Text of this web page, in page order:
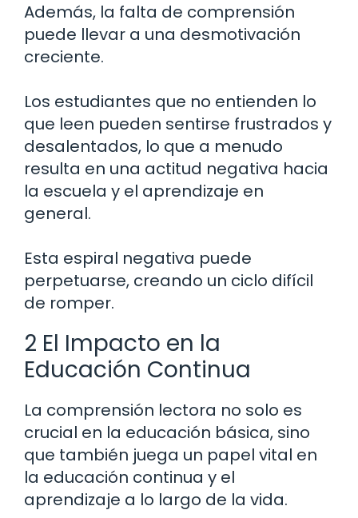
Además, la falta de comprensión
puede llevar a una desmotivación
creciente.
Los estudiantes que no entienden lo
que leen pueden sentirse frustrados y
desalentados, lo que a menudo
resulta en una actitud negativa hacia
la escuela y el aprendizaje en
general.
Esta espiral negativa puede
perpetuarse, creando un ciclo difícil
de romper.
2 El Impacto en la
Educación Continua
La comprensión lectora no solo es
crucial en la educación básica, sino
que también juega un papel vital en
la educación continua y el
aprendizaje a lo largo de la vida.